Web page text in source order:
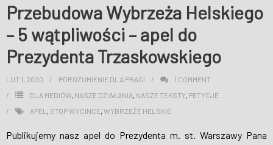
Przebudowa Wybrzeża Helskiego
– 5 wątpliwości – apel do
Prezydenta Trzaskowskiego
LUT 1, 2020 POROZUMIENIE DLA PRAGI 1 COMMENT
DLA MEDIÓW, NASZE DZIAŁANIA, NASZE TEKSTY, PETYCJE
APEL , STOP WYCINCE, WYBRZEŻE HELSKIE
Publikujemy nasz apel do Prezydenta m. st. Warszawy Pana